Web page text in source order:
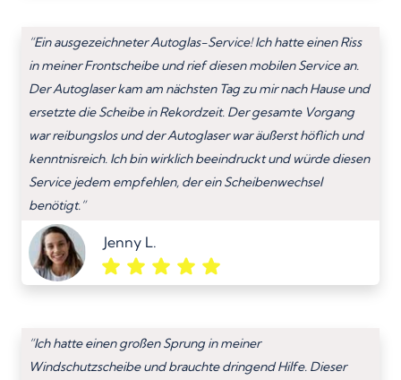
“Ein ausgezeichneter Autoglas-Service! Ich hatte einen Riss
in meiner Frontscheibe und rief diesen mobilen Service an.
Der Autoglaser kam am nächsten Tag zu mir nach Hause und
ersetzte die Scheibe in Rekordzeit. Der gesamte Vorgang
war reibungslos und der Autoglaser war äußerst höflich und
kenntnisreich. Ich bin wirklich beeindruckt und würde diesen
Service jedem empfehlen, der ein Scheibenwechsel
benötigt.”
Jenny L.
“Ich hatte einen großen Sprung in meiner
Windschutzscheibe und brauchte dringend Hilfe. Dieser